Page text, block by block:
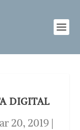
DIGITAL
20, 2019 |